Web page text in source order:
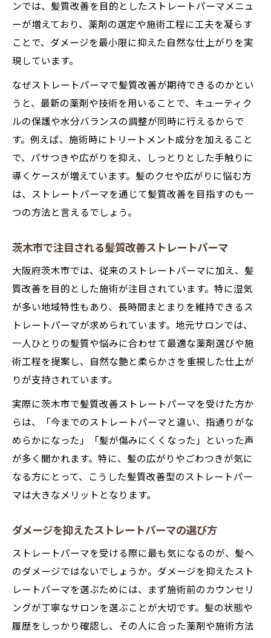
ンでは、髪質改善を目的としたストレートパーマメニュ
ーが増えており、薬剤の選定や施術工程に工夫を凝らす
ことで、ダメージを最小限に抑えた自然な仕上がりを実
現しています。
なぜストレートパーマで髪質改善が期待できるのかとい
うと、最新の薬剤や技術を用いることで、キューティク
ルの保護や水分バランスの調整が同時に行えるからで
す。例えば、施術時にトリートメント成分を加えること
で、パサつきや広がりを抑え、しっとりとした手触りに
導くケースが増えています。髪のクセや広がりに悩む方
は、ストレートパーマを通じて髪質改善を目指すのも一
つの方法と言えるでしょう。
茨木市で注目される髪質改善ストレートパーマ
大阪府茨木市では、従来のストレートパーマに加え、髪
質改善を目的とした施術が注目されています。特に湿気
が多い地域特性もあり、長時間まとまりを維持できるス
トレートパーマが求められています。地元サロンでは、
一人ひとりの髪質や悩みに合わせて最適な薬剤選びや施
術工程を提案し、自然な艶と柔らかさを重視した仕上が
りが支持されています。
実際に茨木市で髪質改善ストレートパーマを受けた方か
らは、「今までのストレートパーマと違い、指通りがな
めらかになった」「髪が傷みにくくなった」といった声
が多く聞かれます。特に、髪の広がりやごわつきが気に
なる方にとって、こうした髪質改善型のストレートパー
マは大きなメリットとなります。
ダメージを抑えたストレートパーマの選び方
ストレートパーマを受ける際に最も気になるのが、髪へ
のダメージではないでしょうか。ダメージを抑えたスト
レートパーマを選ぶためには、まず施術前のカウンセリ
ングが丁寧なサロンを選ぶことが大切です。髪の状態や
履歴をしっかり確認し、その人に合った薬剤や施術方法